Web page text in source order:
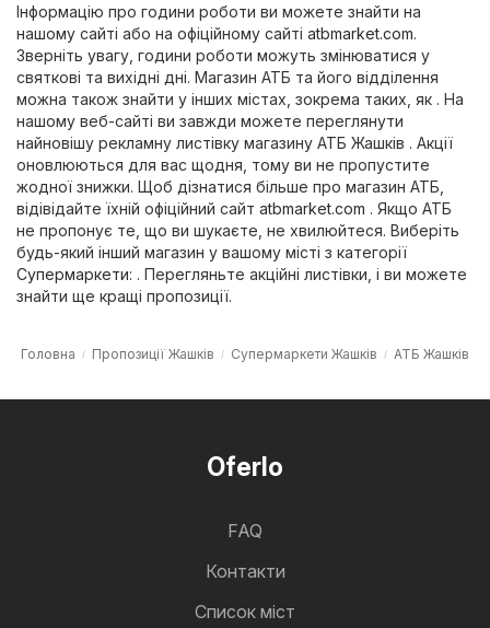
Інформацію про години роботи ви можете знайти на
нашому сайті або на офіційному сайті atbmarket.com.
Зверніть увагу, години роботи можуть змінюватися у
святкові та вихідні дні. Магазин АТБ та його відділення
можна також знайти у інших містах, зокрема таких, як . На
нашому веб-сайті ви завжди можете переглянути
найновішу рекламну листівку магазину АТБ Жашків . Акції
оновлюються для вас щодня, тому ви не пропустите
жодної знижки. Щоб дізнатися більше про магазин АТБ,
відівідайте їхній офіційний сайт atbmarket.com . Якщо АТБ
не пропонує те, що ви шукаєте, не хвилюйтеся. Виберіть
будь-який інший магазин у вашому місті з категорії
Супермаркети: . Перегляньте акційні листівки, і ви можете
знайти ще кращі пропозиції.
Головна Пропозиції Жашків Супермаркети Жашків АТБ Жашків
Oferlo
FAQ
Контакти
Cписок міст